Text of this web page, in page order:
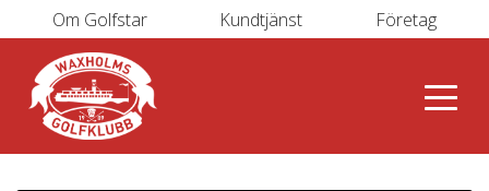
Om Golfstar Kundtjänst Företag